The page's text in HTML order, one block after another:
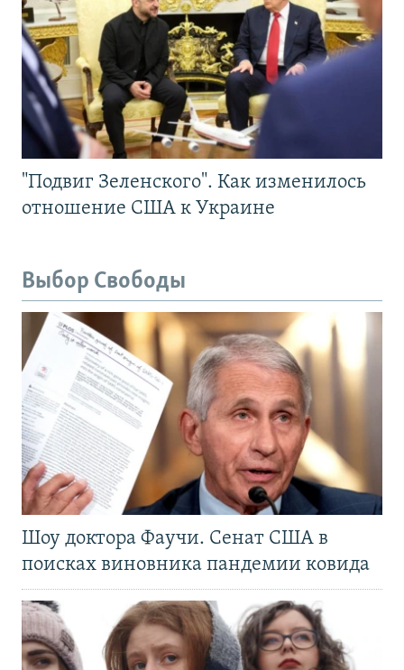
"Подвиг Зеленского". Как изменилось
отношение США к Украине
Выбор Свободы
Шоу доктора Фаучи. Сенат США в
поисках виновника пандемии ковида